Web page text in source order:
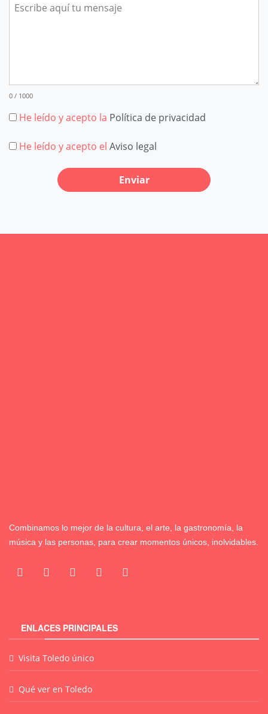
0 / 1000
He leído y acepto la Política de privacidad
He leído y acepto el Aviso legal
Enviar
Combinamos lo mejor de la cultura, el arte, la gastronomía, la
música y las personas, para crear momentos únicos, inolvidables.
ENLACES PRINCIPALES
Visita Toledo único
Qué ver en Toledo